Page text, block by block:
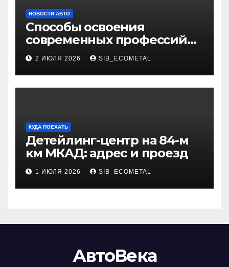
НОВОСТИ АВТО
Способы освоения
современных профессий
через онлайн-курсы
2 ИЮЛЯ 2026 SIB_ECOMETAL
КУДА ПОЕХАТЬ
Детейлинг-центр на 84-м
км МКАД: адрес и проезд
1 ИЮЛЯ 2026 SIB_ECOMETAL
АвтоВека